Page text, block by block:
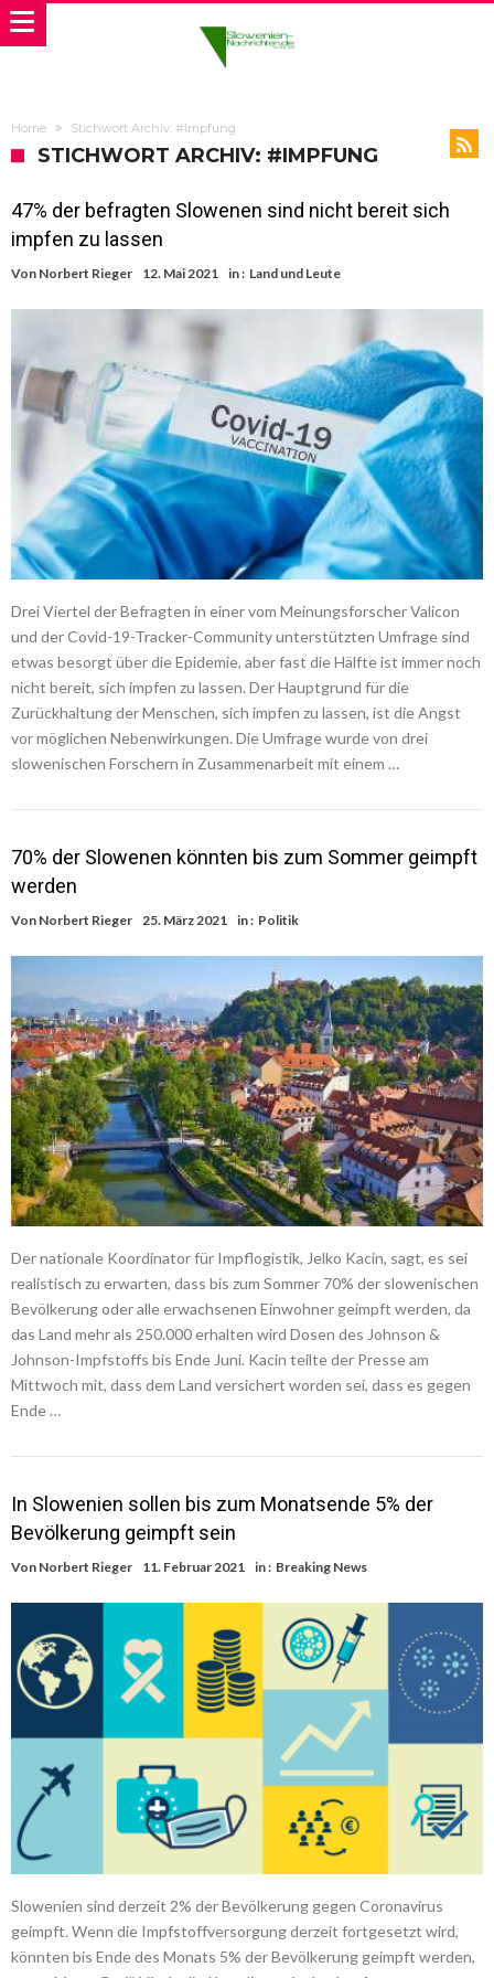
Home Stichwort Archiv: #Impfung
STICHWORT ARCHIV: #IMPFUNG
47% der befragten Slowenen sind nicht bereit sich
impfen zu lassen
Von Norbert Rieger 12. Mai 2021 in : Land und Leute
Drei Viertel der Befragten in einer vom Meinungsforscher Valicon
und der Covid-19-Tracker-Community unterstützten Umfrage sind
etwas besorgt über die Epidemie, aber fast die Hälfte ist immer noch
nicht bereit, sich impfen zu lassen. Der Hauptgrund für die
Zurückhaltung der Menschen, sich impfen zu lassen, ist die Angst
vor möglichen Nebenwirkungen. Die Umfrage wurde von drei
slowenischen Forschern in Zusammenarbeit mit einem …
70% der Slowenen könnten bis zum Sommer geimpft
werden
Von Norbert Rieger 25. März 2021 in : Politik
Der nationale Koordinator für Impflogistik, Jelko Kacin, sagt, es sei
realistisch zu erwarten, dass bis zum Sommer 70% der slowenischen
Bevölkerung oder alle erwachsenen Einwohner geimpft werden, da
das Land mehr als 250.000 erhalten wird Dosen des Johnson &
Johnson-Impfstoffs bis Ende Juni. Kacin teilte der Presse am
Mittwoch mit, dass dem Land versichert worden sei, dass es gegen
Ende …
In Slowenien sollen bis zum Monatsende 5% der
Bevölkerung geimpft sein
Von Norbert Rieger 11. Februar 2021 in : Breaking News
Slowenien sind derzeit 2% der Bevölkerung gegen Coronavirus
geimpft. Wenn die Impfstoffversorgung derzeit fortgesetzt wird,
könnten bis Ende des Monats 5% der Bevölkerung geimpft werden,